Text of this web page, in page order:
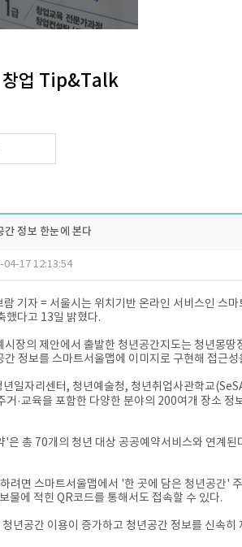
창업 Tip&Talk
간 정보 한눈에 본다
04-17 12:13:54
기자 = 서울시는 위치기반 온라인 서비스인 스
했다고 13일 밝혔다.
시장의 제안에서 출발한 청년공간지도는 청년몽땅
간 정보를 스마트서울맵에 이미지로 구현해 접근성
일자리센터, 청년예술청, 청년취업사관학교
거·교육을 포함한 다양한 분야의 200여개 장소 정
'은 총 70개의 청년 대상 공공예약서비스와 연계된
려면 스마트서울맵에서 '한 곳에 담은 청년공간'
물에 적힌 QR코드를 통해서도 접속할 수 있다.
년공간 이용이 증가하고 청년공간 정보를 신속히